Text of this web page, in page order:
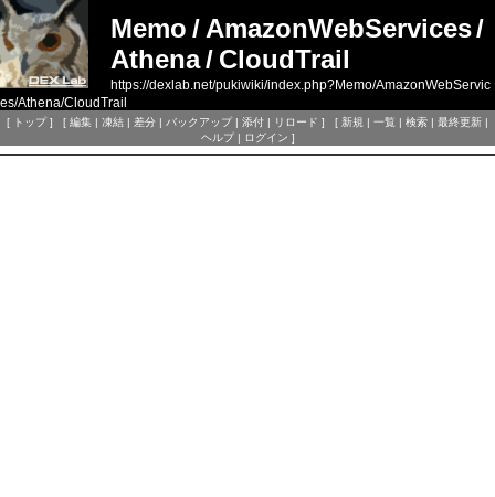
Memo / AmazonWebServices/
Athena/ CloudTrail
https://dexlab.net/pukiwiki/index.php?Memo/AmazonWebServic
es/Athena/CloudTrail
[ トップ] [ 編集 | 凍結 | 差分 | バックアップ| 添付 | リロード ] [ 新規 | 一覧 | 検索 | 最終更新 |
ヘルプ| ログイン ]